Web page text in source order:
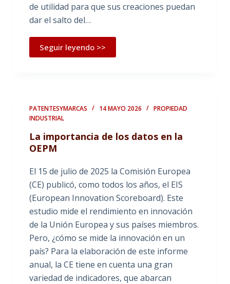
de utilidad para que sus creaciones puedan
dar el salto del…
Seguir leyendo >>
PATENTESYMARCAS 14 MAYO 2026
PROPIEDAD
INDUSTRIAL
La importancia de los datos en la
OEPM
El 15 de julio de 2025 la Comisión Europea
(CE) publicó, como todos los años, el EIS
(European Innovation Scoreboard). Este
estudio mide el rendimiento en innovación
de la Unión Europea y sus países miembros.
Pero, ¿cómo se mide la innovación en un
país? Para la elaboración de este informe
anual, la CE tiene en cuenta una gran
variedad de indicadores, que abarcan